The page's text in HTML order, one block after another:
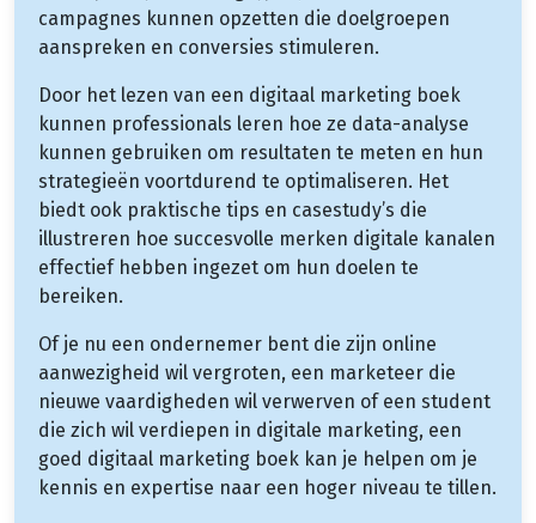
campagnes kunnen opzetten die doelgroepen
aanspreken en conversies stimuleren.
Door het lezen van een digitaal marketing boek
kunnen professionals leren hoe ze data-analyse
kunnen gebruiken om resultaten te meten en hun
strategieën voortdurend te optimaliseren. Het
biedt ook praktische tips en casestudy’s die
illustreren hoe succesvolle merken digitale kanalen
effectief hebben ingezet om hun doelen te
bereiken.
Of je nu een ondernemer bent die zijn online
aanwezigheid wil vergroten, een marketeer die
nieuwe vaardigheden wil verwerven of een student
die zich wil verdiepen in digitale marketing, een
goed digitaal marketing boek kan je helpen om je
kennis en expertise naar een hoger niveau te tillen.